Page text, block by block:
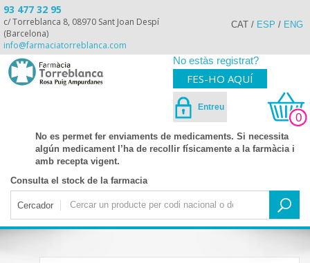
93 477 32 95
c/ Torreblanca 8, 08970 Sant Joan Despí
(Barcelona)
info@farmaciatorreblanca.com
CAT / ESP / ENG
No estàs registrat?
FES-HO AQUÍ
Entreu
0
No es permet fer enviaments de medicaments. Si necessita
algún medicament l’ha de recollir físicamente a la farmàcia i
amb recepta vigent.
Consulta el stock de la farmacia
Cercador